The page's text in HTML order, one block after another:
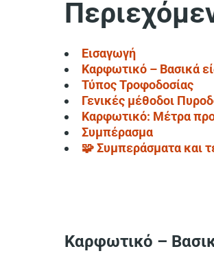
Εισαγωγή
Καρφωτικό – Βασικά
Τύπος Τροφοδοσίας
Γενικές μέθοδοι
Καρφωτικό: Μέτρα
Συμπέρασμα
🧩 Συμπεράσματα και
Καρφωτικό –